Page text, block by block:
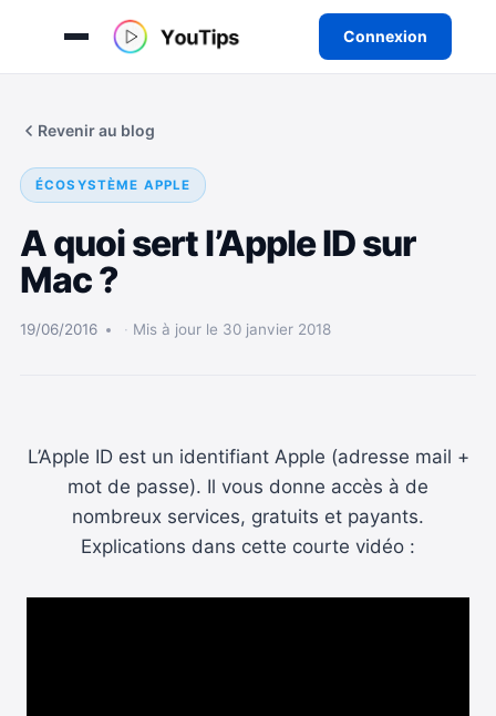
Connexion
Revenir au blog
ÉCOSYSTÈME APPLE
A quoi sert l’Apple ID sur
Mac ?
19/06/2016 Mis à jour le 30 janvier 2018
L’Apple ID est un identifiant Apple (adresse mail +
mot de passe). Il vous donne accès à de
nombreux services, gratuits et payants.
Explications dans cette courte vidéo :